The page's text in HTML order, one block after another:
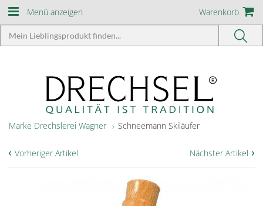
Menü anzeigen Warenkorb
Marke Drechslerei Wagner Schneemann Skiläufer
Nächster Artikel ›
‹ Vorheriger Artikel